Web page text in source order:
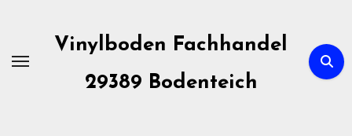
springen
Vinylboden Fachhandel
29389 Bodenteich